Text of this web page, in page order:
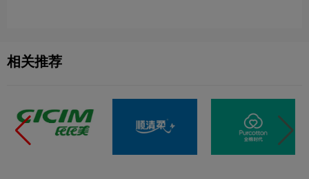
相关推荐